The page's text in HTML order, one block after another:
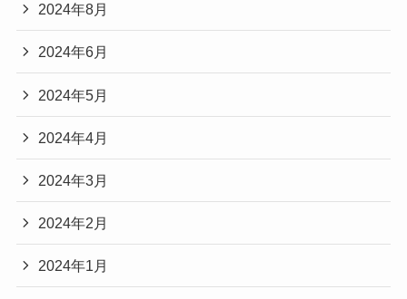
2024年8月
2024年6月
2024年5月
2024年4月
2024年3月
2024年2月
2024年1月